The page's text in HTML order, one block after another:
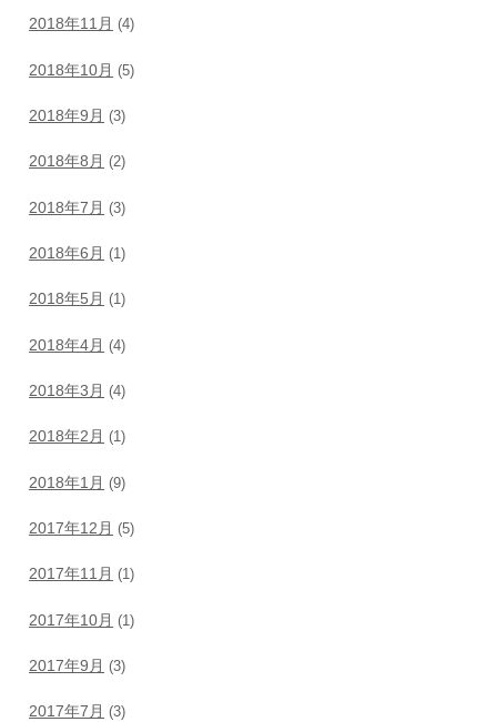
2018年11月 (4)
2018年10月 (5)
2018年9月 (3)
2018年8月 (2)
2018年7月 (3)
2018年6月 (1)
2018年5月 (1)
2018年4月 (4)
2018年3月 (4)
2018年2月 (1)
2018年1月 (9)
2017年12月 (5)
2017年11月 (1)
2017年10月 (1)
2017年9月 (3)
2017年7月 (3)